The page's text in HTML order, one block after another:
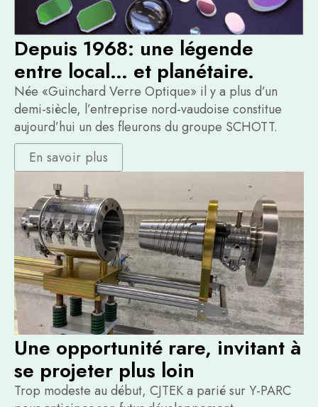
Depuis 1968: une légende
entre local… et planétaire.
Née «Guinchard Verre Optique» il y a plus d’un
demi-siècle, l’entreprise nord-vaudoise constitue
aujourd’hui un des fleurons du groupe SCHOTT.
En savoir plus
Une opportunité rare, invitant à
se projeter plus loin
Trop modeste au début, CJTEK a parié sur Y-PARC